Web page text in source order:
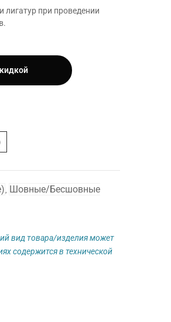
лигатур при проведении
Шовные/Бесшовные
вид товара/изделия может
содержится в технической